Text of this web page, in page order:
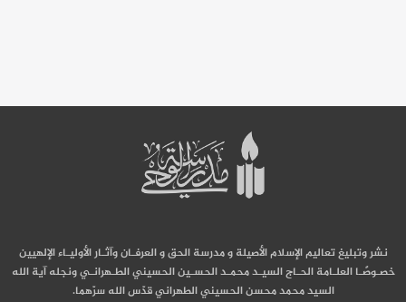
نشر وتبليغ تعاليم الإسلام الأصيلة و مدرسة الحق و العرفـان وآثـار الأوليـاء الإلهيين
خصـوصًـا العلـامة الحـاج السيـد محمـد الحسـين الحسيني الطـهرانـي ونجله آية الله
السيد محمد محسن الحسيني الطهراني قدّس الله سرّهما.